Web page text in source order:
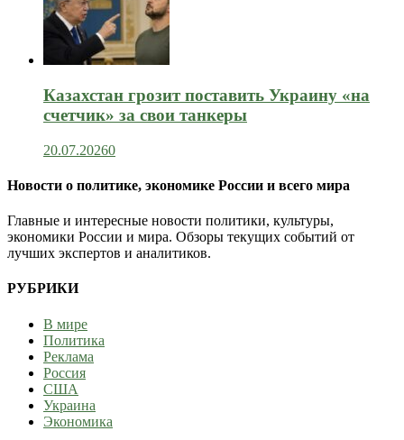
Казахстан грозит поставить Украину «на
счетчик» за свои танкеры
20.07.20260
Новости о политике, экономике России и всего мира
Главные и интересные новости политики, культуры,
экономики России и мира. Обзоры текущих событий от
лучших экспертов и аналитиков.
РУБРИКИ
В мире
Политика
Реклама
Россия
США
Украина
Экономика